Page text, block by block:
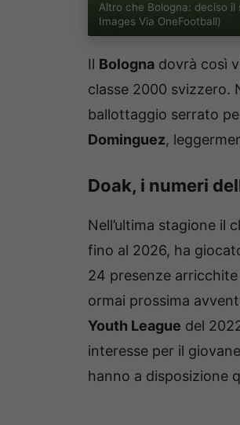
Altro che Bologna: deciso
Images Via OneFootball)
Il Bologna dovrà così
classe 2000 svizzero.
ballottaggio serrato
Dominguez,
Doak, i numeri
Nell’ultima stagione il
fino al 2026, ha
24 presenze
ormai prossima
Youth League del
interesse per il
hanno a disposizione